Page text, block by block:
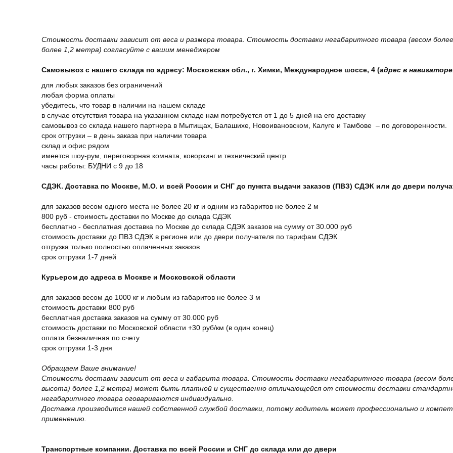
Стоимость доставки зависит от веса и размера товара. Стоимость доставки негабаритного товара (весом
более 1,2 метра) согласуйте с вашим менеджером
Самовывоз с нашего склада по адресу: Московская обл., г. Химки, Международное шоссе, 4 (адрес в
для любых заказов без ограничений
любая форма оплаты
убедитесь, что товар в наличии на нашем складе
в случае отсутствия товара на указанном складе нам потребуется от 1 до 5 дней на его доставку
самовывоз со склада нашего партнера в Мытищах, Балашихе, Новоивановском, Калуге и Тамбове – по договоренности.
срок отгрузки – в день заказа при наличии товара
склад и офис рядом
имеется шоу-рум, переговорная комната, коворкинг и технический центр
часы работы: БУДНИ с 9 до 18
СДЭК. Доставка по Москве, М.О. и всей России и СНГ до пункта выдачи заказов (ПВЗ) СДЭК или до двери
для заказов весом одного места не более 20 кг и одним из габаритов не более 2 м
800 руб - стоимость доставки по Москве до склада СДЭК
бесплатно - бесплатная доставка по Москве до склада СДЭК заказов на сумму от 30.000 руб
стоимость доставки до ПВЗ СДЭК в регионе или до двери получателя по тарифам СДЭК
отгрузка только полностью оплаченных заказов
срок отгрузки 1-7 дней
Курьером до адреса в Москве и Московской области
для заказов весом до 1000 кг и любым из габаритов не более 3 м
стоимость доставки 800 руб
бесплатная доставка заказов на сумму от 30.000 руб
стоимость доставки по Московской области +30 руб/км (в один конец)
оплата безналичная по счету
срок отгрузки 1-3 дня
Обращаем Ваше внимание!
Стоимость доставки зависит от веса и габарита товара. Стоимость доставки негабаритного товара (весом
высота) более 1,2 метра) может быть платной и существенно отличающейся от стоимости доставки
негабаритного товара оговариваются индивидуально.
Доставка производится нашей собственной службой доставки, потому водитель может профессионально и
применению.
Транспортные компании. Доставка по всей России и СНГ до склада или до двери